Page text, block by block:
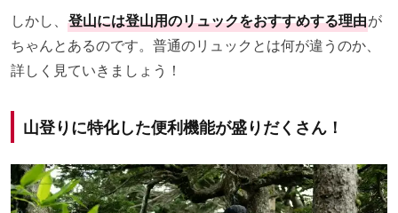
しかし、 登山には登山用のリュックをおすすめする理由が
ちゃんとあるのです。普通のリュックとは何が違うのか、
詳しく見ていきましょう！
山登りに特化した便利機能が盛りだくさん！